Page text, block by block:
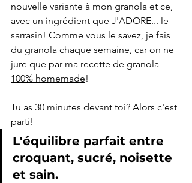
nouvelle variante à mon granola et ce,
avec un ingrédient que J'ADORE... le
sarrasin! Comme vous le savez, je fais
du granola chaque semaine, car on ne
jure que par ma recette de granola
100% homemade!
Tu as 30 minutes devant toi? Alors c'est
parti!
L'équilibre parfait entre
croquant, sucré, noisette
et sain.